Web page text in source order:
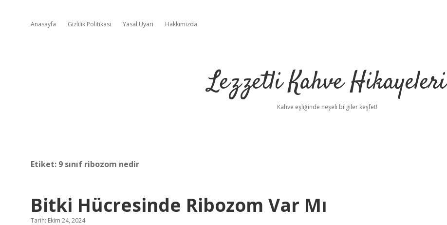
Anasayfa Gizlilik Politikası Yasal Uyarı Hakkımızda
Lezzetli Kahve Hikayeleri
Kahve eşliğinde neşeli bilgiler keşfet!
Etiket: 9 sınıf ribozom nedir
Bitki Hücresinde Ribozom Var Mı
Tarih: Ekim 24, 2024